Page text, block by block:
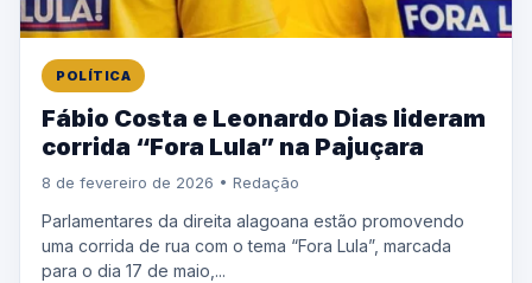
POLÍTICA
Fábio Costa e Leonardo Dias lideram
corrida “Fora Lula” na Pajuçara
8 de fevereiro de 2026 • Redação
Parlamentares da direita alagoana estão promovendo
uma corrida de rua com o tema “Fora Lula”, marcada
para o dia 17 de maio,...